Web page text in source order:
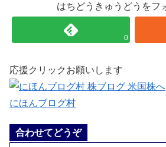
はちどうきゅうどうをフ
0
応援クリックお願いします
にほんブログ村
合わせてどうぞ